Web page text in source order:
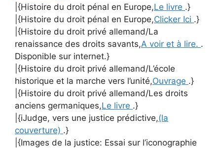
|{Histoire du droit pénal en Europe,Le livre .}
|{Histoire du droit pénal en Europe,Clicker Ici .}
|{Histoire du droit privé allemand/La
renaissance des droits savants,A voir et à lire. .
Disponible sur internet.}
|{Histoire du droit privé allemand/L’école
historique et la marche vers l’unité,Ouvrage .}
|{Histoire du droit privé allemand/Les droits
anciens germaniques,Le livre .}
|{iJudge, vers une justice prédictive,(la
couverture) .}
|{Images de la justice: Essai sur l’iconographie